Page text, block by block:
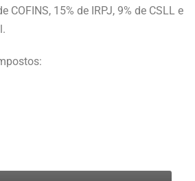
15% de IRPJ, 9% de CSLL e